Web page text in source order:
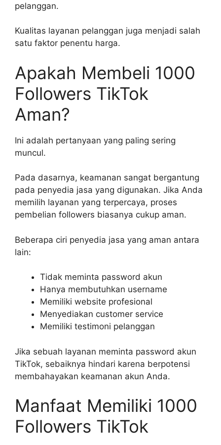
pelanggan.
Kualitas layanan pelanggan juga menjadi salah
satu faktor penentu harga.
Apakah Membeli 1000
Followers TikTok
Aman?
Ini adalah pertanyaan yang paling sering
muncul.
Pada dasarnya, keamanan sangat bergantung
pada penyedia jasa yang digunakan. Jika Anda
memilih layanan yang terpercaya, proses
pembelian followers biasanya cukup aman.
Beberapa ciri penyedia jasa yang aman antara
lain:
Tidak meminta password akun
Hanya membutuhkan username
Memiliki website profesional
Menyediakan customer service
Memiliki testimoni pelanggan
Jika sebuah layanan meminta password akun
TikTok, sebaiknya hindari karena berpotensi
membahayakan keamanan akun Anda.
Manfaat Memiliki 1000
Followers TikTok